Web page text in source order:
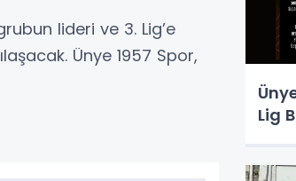
lideri ve 3. Lig’e
Ünye 1957 Spor,
Lig